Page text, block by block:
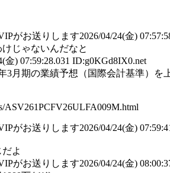
がお送りします2026/04/24(金)
じゃないんだなと
金) 07:59:28.031 ID:g0KGd8IX0.net
3月期の業績予想（国際会計基準）
ASV261PCFV26ULFA009M.html
がお送りします2026/04/24(金)
よ
がお送りします2026/04/24(金)